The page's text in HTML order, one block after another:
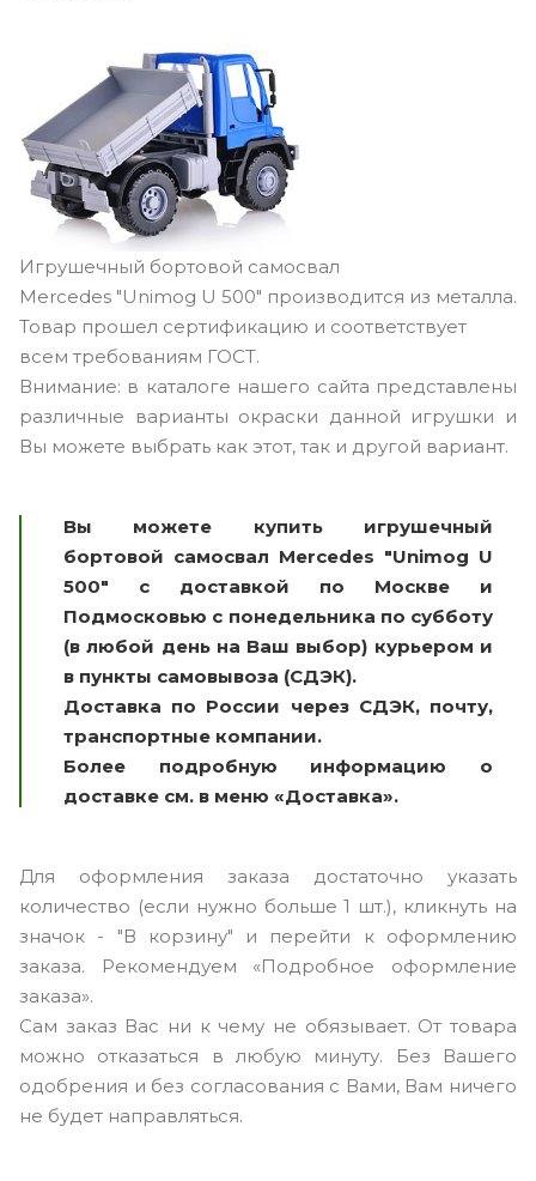
Игрушечный бортовой самосвал
Mercedes "Unimog U 500" производится из металла.
Товар прошел сертификацию и соответствует
всем требованиям ГОСТ.
Внимание: в каталоге нашего сайта представлены
различные варианты окраски данной игрушки и
Вы можете выбрать как этот, так и другой вариант.
Вы можете купить игрушечный
бортовой самосвал Mercedes "Unimog U
500" с доставкой по Москве и
Подмосковью с понедельника по субботу
(в любой день на Ваш выбор) курьером и
в пункты самовывоза (СДЭК).
Доставка по России через СДЭК, почту,
транспортные компании.
Более подробную информацию о
доставке см. в меню «Доставка».
Для оформления заказа достаточно указать
количество (если нужно больше 1 шт.), кликнуть на
значок - "В корзину" и перейти к оформлению
заказа. Рекомендуем «Подробное оформление
заказа».
Сам заказ Вас ни к чему не обязывает. От товара
можно отказаться в любую минуту. Без Вашего
одобрения и без согласования с Вами, Вам ничего
не будет направляться.